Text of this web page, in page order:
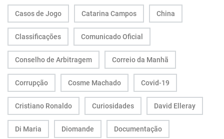
Casos de Jogo Catarina Campos China
Classificações Comunicado Oficial
Conselho de Arbitragem Correio da Manhã
Corrupção Cosme Machado Covid-19
Cristiano Ronaldo Curiosidades David Elleray
Di Maria Diomande Documentação